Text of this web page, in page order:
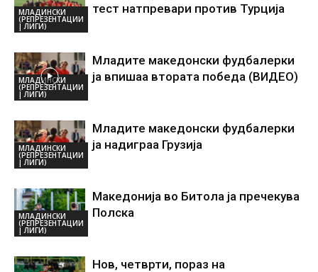
МЛАДИНСКИ
(РЕПРЕЗЕНТАЦИИ
| ЛИГИ)
тест натпревари против Турција
МЛАДИНСКИ
(РЕПРЕЗЕНТАЦИИ
| ЛИГИ)
Младите македонски фудбалерки
ја впишаа втората победа (ВИДЕО)
МЛАДИНСКИ
(РЕПРЕЗЕНТАЦИИ
| ЛИГИ)
Младите македонски фудбалерки
ја надиграа Грузија
МЛАДИНСКИ
(РЕПРЕЗЕНТАЦИИ
| ЛИГИ)
Македонија во Битола ја пречекува
Полска
Нов, четврти, пораз на